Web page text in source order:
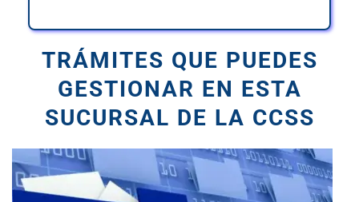
TRÁMITES QUE PUEDES
GESTIONAR EN ESTA
SUCURSAL DE LA CCSS